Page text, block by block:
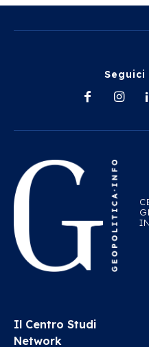
Seguici
Il Centro Studi
Network